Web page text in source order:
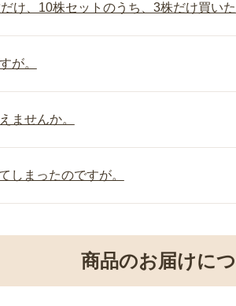
け、10株セットのうち、3株だけ買い
が。
ませんか。
しまったのですが。
商品のお届けに